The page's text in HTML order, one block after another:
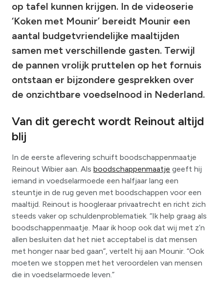
op tafel kunnen krijgen. In de videoserie
‘Koken met Mounir’ bereidt Mounir een
aantal budgetvriendelijke maaltijden
samen met verschillende gasten. Terwijl
de pannen vrolijk pruttelen op het fornuis
ontstaan er bijzondere gesprekken over
de onzichtbare voedselnood in Nederland.
Van dit gerecht wordt Reinout altijd
blij
In de eerste aflevering schuift boodschappenmaatje
Reinout Wibier aan. Als boodschappenmaatje geeft hij
iemand in voedselarmoede een halfjaar lang een
steuntje in de rug geven met boodschappen voor een
maaltijd. Reinout is hoogleraar privaatrecht en richt zich
steeds vaker op schuldenproblematiek. “Ik help graag als
boodschappenmaatje. Maar ik hoop ook dat wij met z’n
allen besluiten dat het niet acceptabel is dat mensen
met honger naar bed gaan”, vertelt hij aan Mounir. “Ook
moeten we stoppen met het veroordelen van mensen
die in voedselarmoede leven.”